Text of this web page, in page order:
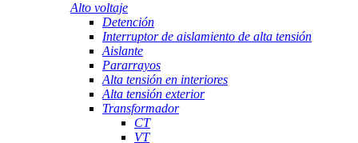
Alto voltaje
Detención
Interruptor de aislamiento de alta tensión
Aislante
Pararrayos
Alta tensión en interiores
Alta tensión exterior
Transformador
CT
VT